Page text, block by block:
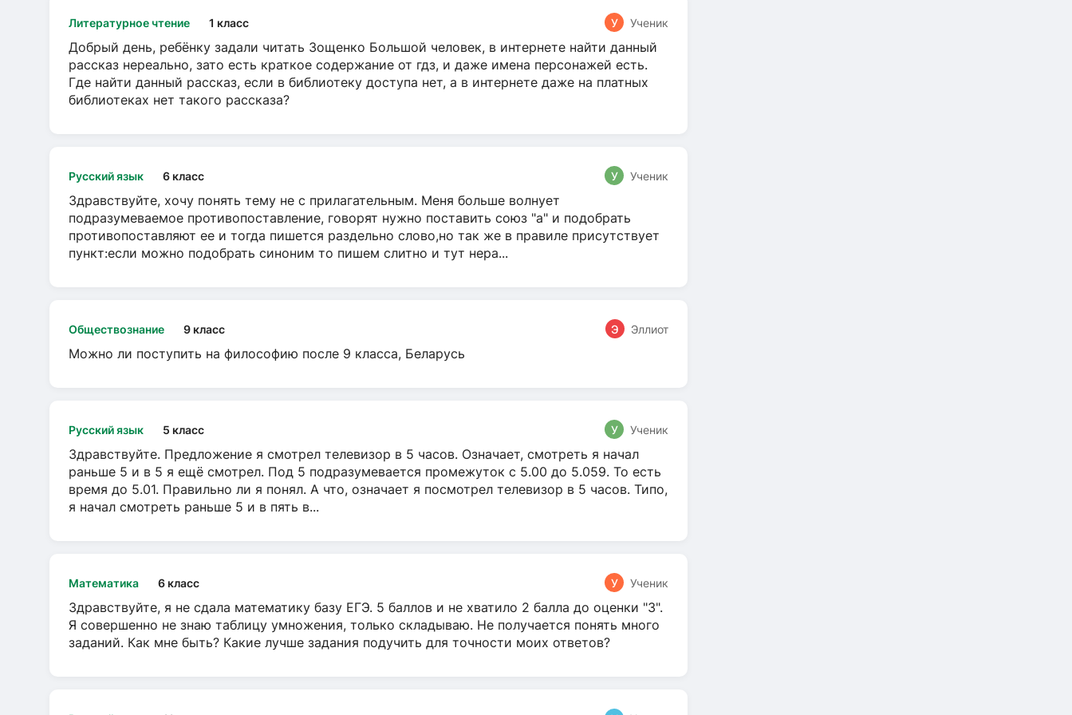
Литературное чтение 1 класс У Ученик
Добрый день, ребёнку задали читать Зощенко Большой человек, в интернете найти данный
рассказ нереально, зато есть краткое содержание от гдз, и даже имена персонажей есть.
Где найти данный рассказ, если в библиотеку доступа нет, а в интернете даже на платных
библиотеках нет такого рассказа?
Русский язык 6 класс У Ученик
Здравствуйте, хочу понять тему не с прилагательным. Меня больше волнует
подразумеваемое противопоставление, говорят нужно поставить союз "а" и подобрать
противопоставляют ее и тогда пишется раздельно слово,но так же в правиле присутствует
пункт:если можно подобрать синоним то пишем слитно и тут нера...
Обществознание 9 класс Э Эллиот
Можно ли поступить на философию после 9 класса, Беларусь
Русский язык 5 класс У Ученик
Здравствуйте. Предложение я смотрел телевизор в 5 часов. Означает, смотреть я начал
раньше 5 и в 5 я ещё смотрел. Под 5 подразумевается промежуток с 5.00 до 5.059. То есть
время до 5.01. Правильно ли я понял. А что, означает я посмотрел телевизор в 5 часов. Типо,
я начал смотреть раньше 5 и в пять в...
Математика 6 класс У Ученик
Здравствуйте, я не сдала математику базу ЕГЭ. 5 баллов и не хватило 2 балла до оценки "3".
Я совершенно не знаю таблицу умножения, только складываю. Не получается понять много
заданий. Как мне быть? Какие лучше задания подучить для точности моих ответов?